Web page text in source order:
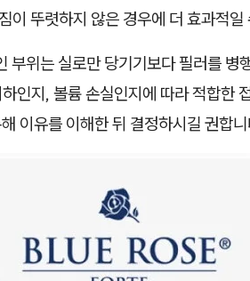
이 뚜렷하지 않은 경우에 더 효과적일
부위는 실로만 당기기보다 필러를 병
인지, 볼륨 손실인지에 따라 적합한
이유를 이해한 뒤 결정하시길 권합